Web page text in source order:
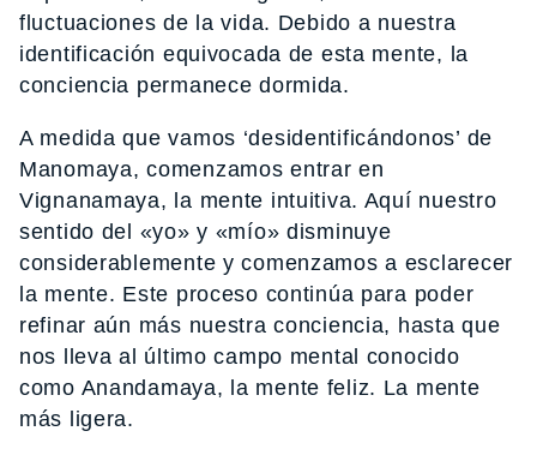
fluctuaciones de la vida. Debido a nuestra
identificación equivocada de esta mente, la
conciencia permanece dormida.
A medida que vamos ‘desidentificándonos’ de
Manomaya, comenzamos entrar en
Vignanamaya, la mente intuitiva. Aquí nuestro
sentido del «yo» y «mío» disminuye
considerablemente y comenzamos a esclarecer
la mente. Este proceso continúa para poder
refinar aún más nuestra conciencia, hasta que
nos lleva al último campo mental conocido
como Anandamaya, la mente feliz. La mente
más ligera.